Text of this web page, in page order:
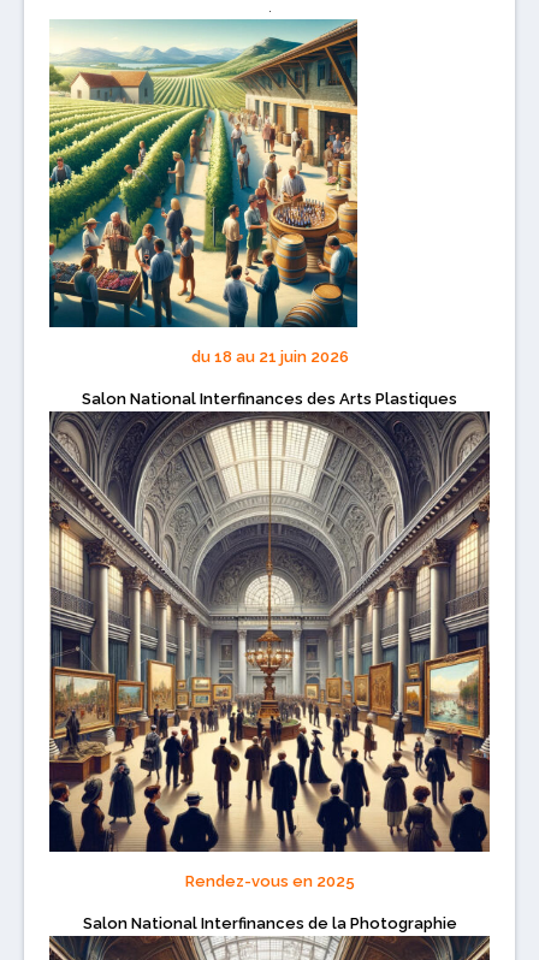
du 18 au 21 juin 2026
Salon National Interfinances des Arts Plastiques
Rendez-vous en 2025
Salon National Interfinances de la Photographie